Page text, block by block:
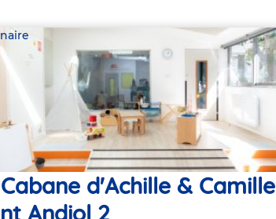
d'Achille & Camille
Andiol 2